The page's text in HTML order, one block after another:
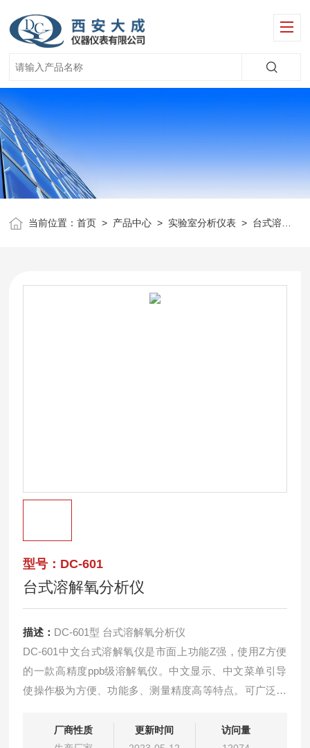
当前位置：首页 > 产品中心 > 实验室分析仪表 > 台式溶解氧分析仪
型号：DC-601
台式溶解氧分析仪
描述： DC-601型 台式溶解氧分析仪
DC-601中文台式溶解氧仪是市面上功能Z强，使用Z方便
的一款高精度ppb级溶解氧仪。中文显示、中文菜单引导
使操作极为方便、功能多、测量精度高等特点。可广泛应
自来水等溶液中溶解氧仪值的连续监测。
厂商性质
更新时间
访问量